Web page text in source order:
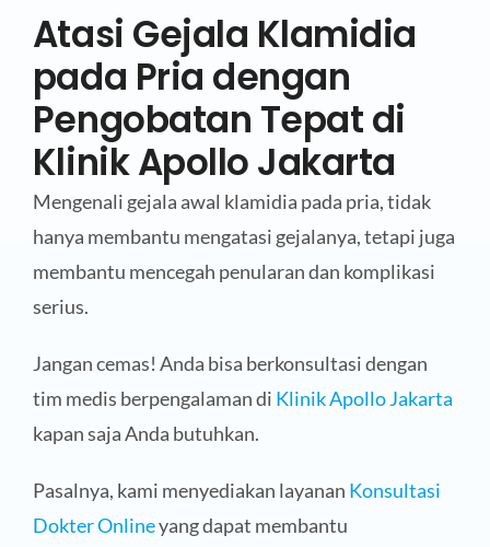
Atasi Gejala Klamidia
pada Pria dengan
Pengobatan Tepat di
Klinik Apollo Jakarta
Mengenali gejala awal klamidia pada pria, tidak
hanya membantu mengatasi gejalanya, tetapi juga
membantu mencegah penularan dan komplikasi
serius.
Jangan cemas! Anda bisa berkonsultasi dengan
tim medis berpengalaman di Klinik Apollo Jakarta
kapan saja Anda butuhkan.
Pasalnya, kami menyediakan layanan Konsultasi
Dokter Onlineyang dapat membantu